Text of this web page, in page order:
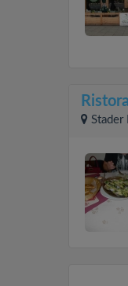
Stader